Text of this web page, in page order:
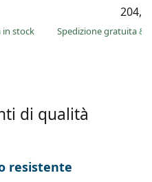
stock Spedizione gratuita&
di qualità
resistente